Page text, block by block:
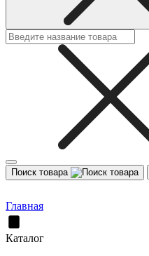
Поиск товара
Главная
Каталог